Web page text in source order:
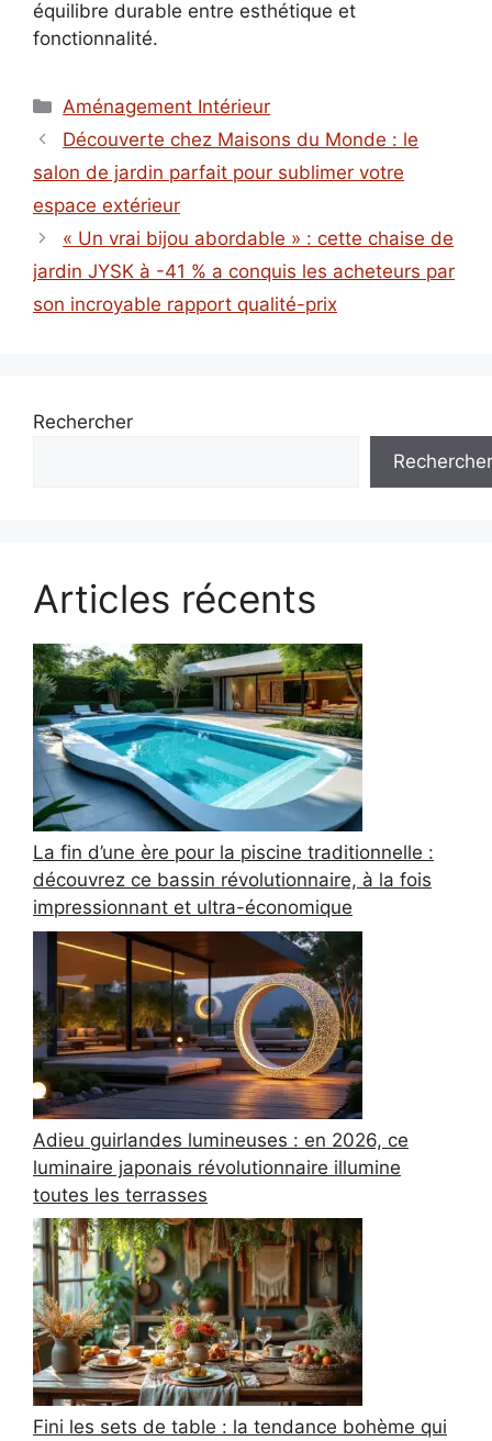
équilibre durable entre esthétique et
fonctionnalité.
Catégories
Aménagement Intérieur
Découverte chez Maisons du Monde : le
salon de jardin parfait pour sublimer votre
espace extérieur
« Un vrai bijou abordable » : cette chaise de
jardin JYSK à -41 % a conquis les acheteurs par
son incroyable rapport qualité-prix
Rechercher
Rechercher
Articles récents
La fin d’une ère pour la piscine traditionnelle :
découvrez ce bassin révolutionnaire, à la fois
impressionnant et ultra-économique
Adieu guirlandes lumineuses : en 2026, ce
luminaire japonais révolutionnaire illumine
toutes les terrasses
Fini les sets de table : la tendance bohème qui